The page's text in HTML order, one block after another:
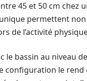
45 et 50 cm
permettent
de l’activité
le bassin au niveau
configuration le